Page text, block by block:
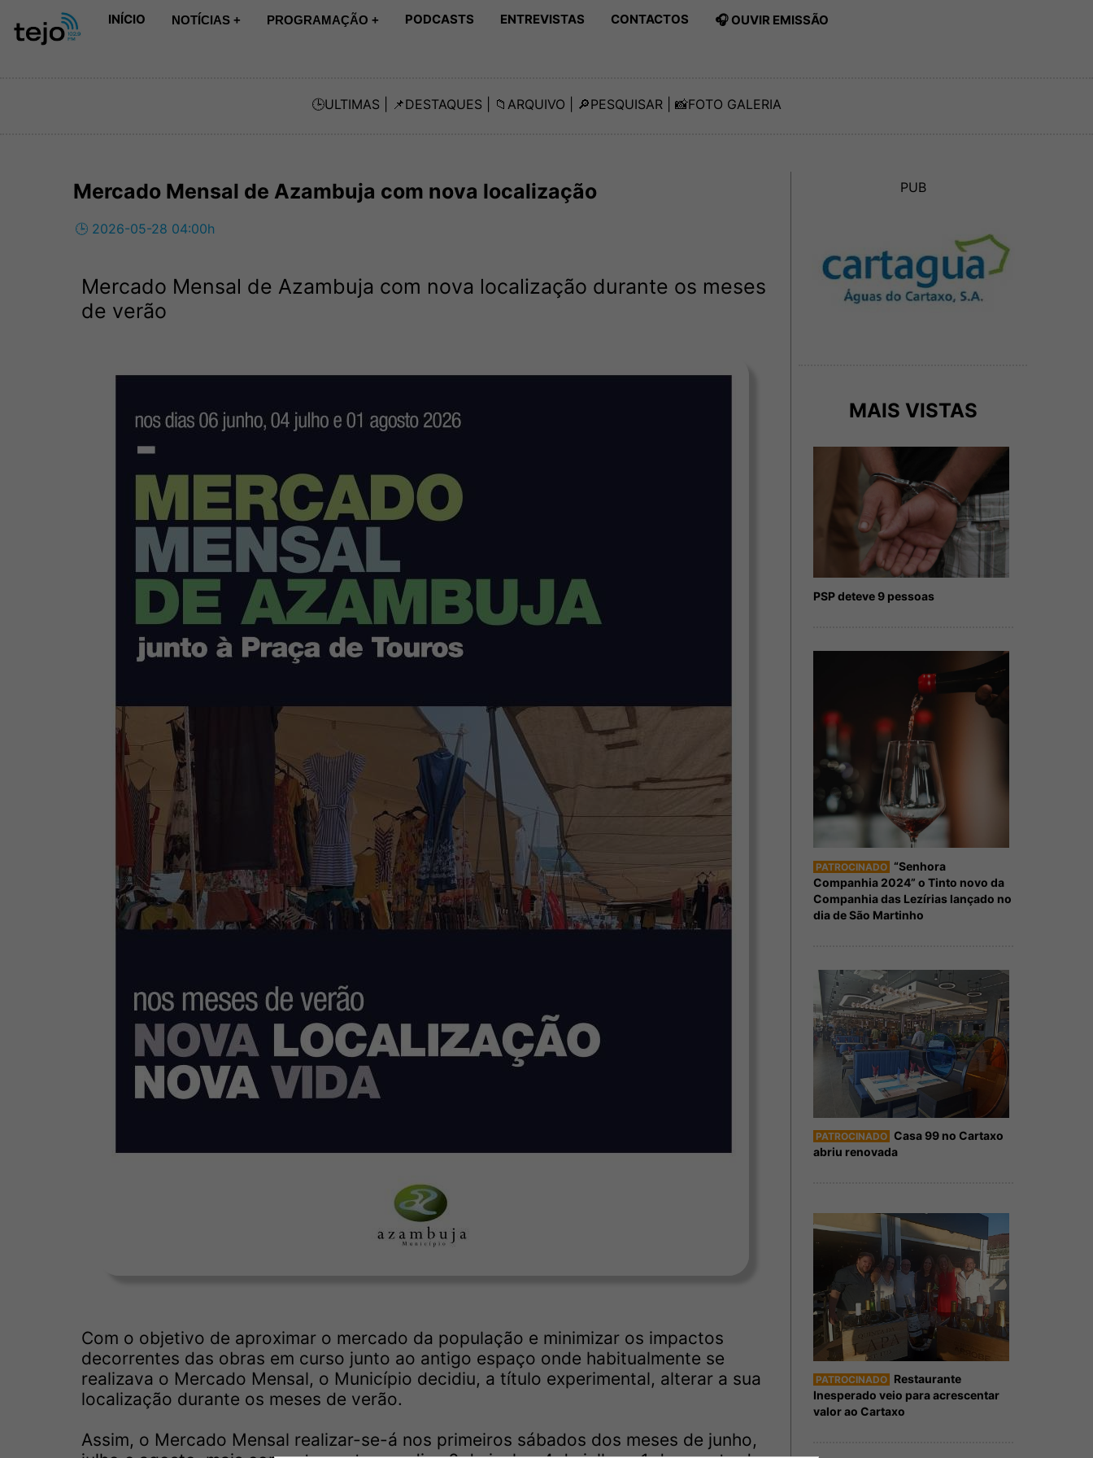
INÍCIO NOTÍCIAS + PROGRAMAÇÃO + PODCASTS ENTREVISTAS CONTACTOS 🎧 OUVIR EMISSÃO
🕒ULTIMAS | 📌DESTAQUES | 📁 ARQUIVO | 🔎PESQUISAR | 📸FOTO GALERIA
Mercado Mensal de Azambuja com nova localização
🕒 2026-05-28 04:00h
Mercado Mensal de Azambuja com nova localização durante os meses
de verão
Com o objetivo de aproximar o mercado da população e minimizar os impactos
decorrentes das obras em curso junto ao antigo espaço onde habitualmente se
realizava o Mercado Mensal, o Município decidiu, a título experimental, alterar a sua
localização durante os meses de verão.
Assim, o Mercado Mensal realizar-se-á nos primeiros sábados dos meses de junho,
PUB
MAIS VISTAS
PSP deteve 9 pessoas
PATROCINADO “Senhora
Companhia 2024” o Tinto novo da
Companhia das Lezírias lançado no
dia de São Martinho
PATROCINADO Casa 99 no Cartaxo
abriu renovada
PATROCINADO Restaurante
Inesperado veio para acrescentar
valor ao Cartaxo